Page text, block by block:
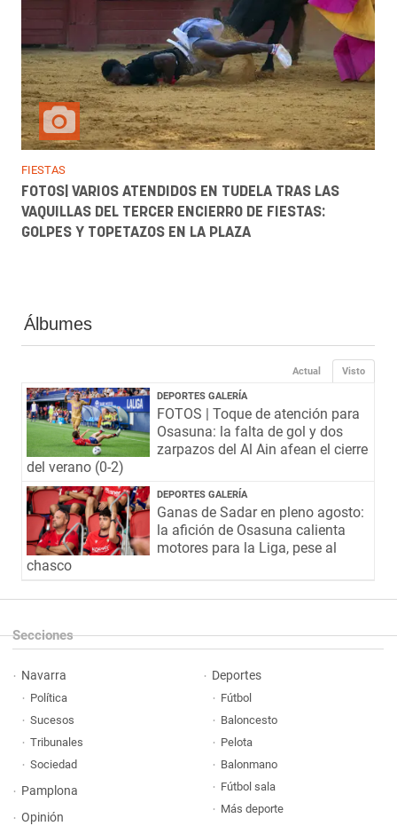
FIESTAS
FOTOS| VARIOS ATENDIDOS EN TUDELA TRAS LAS
VAQUILLAS DEL TERCER ENCIERRO DE FIESTAS:
GOLPES Y TOPETAZOS EN LA PLAZA
Álbumes
Visto
Actual
DEPORTES GALERÍA
FOTOS | Toque de atención para
Osasuna: la falta de gol y dos
zarpazos del Al Ain afean el cierre
del verano (0-2)
DEPORTES GALERÍA
Ganas de Sadar en pleno agosto:
la afición de Osasuna calienta
motores para la Liga, pese al
chasco
Secciones
Navarra
Política
Sucesos
Tribunales
Sociedad
Pamplona
Opinión
Deportes
Fútbol
Baloncesto
Pelota
Balonmano
Fútbol sala
Más deporte